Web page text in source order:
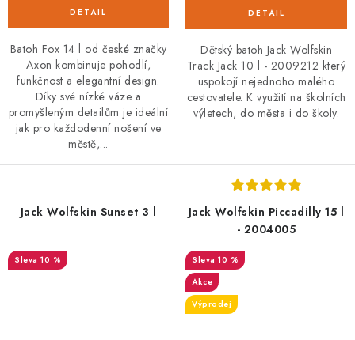
Batoh Fox 14 l od české značky
Axon kombinuje pohodlí,
funkčnost a elegantní design.
Díky své nízké váze a
promyšleným detailům je ideální
jak pro každodenní nošení ve
městě,...
Dětský batoh Jack Wolfskin
Track Jack 10 l - 2009212 který
uspokojí nejednoho malého
cestovatele. K využití na školních
výletech, do města i do školy.
Jack Wolfskin Sunset 3 l
10 %
Jack Wolfskin Piccadilly 15 l
- 2004005
10 %
Akce
Výprodej